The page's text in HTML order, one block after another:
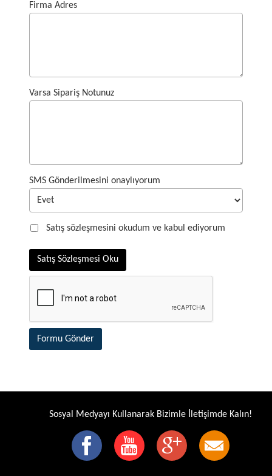
Firma Adres
Varsa Sipariş Notunuz
SMS Gönderilmesini onaylıyorum
Satış sözleşmesini okudum ve kabul ediyorum
Satış Sözleşmesi Oku
Formu Gönder
Sosyal Medyayı Kullanarak Bizimle İletişimde Kalın!